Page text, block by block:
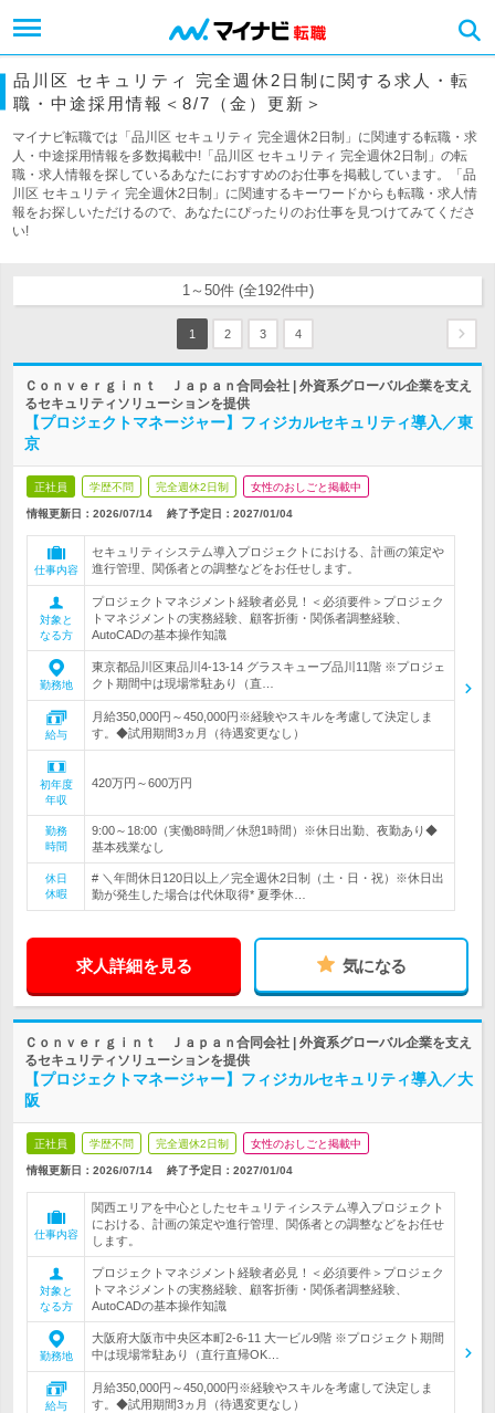
品川区 セキュリティ 完全週休2日制に関する求人・転
職・中途採用情報＜8/7（金）更新＞
マイナビ転職では「品川区 セキュリティ 完全週休2日制」に関連する転職・求
人・中途採用情報を多数掲載中!「品川区 セキュリティ 完全週休2日制」の転
職・求人情報を探しているあなたにおすすめのお仕事を掲載しています。「品
川区 セキュリティ 完全週休2日制」に関連するキーワードからも転職・求人情
報をお探しいただけるので、あなたにぴったりのお仕事を見つけてみてくださ
い!
1～50件 (全192件中)
1 2 3 4
Ｃｏｎｖｅｒｇｉｎｔ Ｊａｐａｎ合同会社 | 外資系グローバル企業を支え
るセキュリティソリューションを提供
【プロジェクトマネージャー】フィジカルセキュリティ導入／東
京
正社員 学歴不問 完全週休2日制 女性のおしごと掲載中
情報更新日：2026/07/14 終了予定日： 2027/01/04
仕事内容
セキュリティシステム導入プロジェクトにおける、計画の策定や
進行管理、関係者との調整などをお任せします。
対象と
なる方
プロジェクトマネジメント経験者必見！＜必須要件＞プロジェク
トマネジメントの実務経験、顧客折衝・関係者調整経験、
AutoCADの基本操作知識
勤務地
東京都品川区東品川4-13-14 グラスキューブ品川11階 ※プロジェ
クト期間中は現場常駐あり（直…
給与
月給350,000円～450,000円※経験やスキルを考慮して決定しま
す。◆試用期間3ヵ月（待遇変更なし）
初年度
年収
420万円～600万円
勤務
時間
9:00～18:00（実働8時間／休憩1時間）※休日出勤、夜勤あり◆
基本残業なし
休日
休暇
# ＼年間休日120日以上／完全週休2日制（土・日・祝）※休日出
勤が発生した場合は代休取得* 夏季休…
求人詳細を見る 気になる
Ｃｏｎｖｅｒｇｉｎｔ Ｊａｐａｎ合同会社 | 外資系グローバル企業を支え
るセキュリティソリューションを提供
【プロジェクトマネージャー】フィジカルセキュリティ導入／大
阪
正社員 学歴不問 完全週休2日制 女性のおしごと掲載中
情報更新日：2026/07/14 終了予定日： 2027/01/04
仕事内容
関西エリアを中心としたセキュリティシステム導入プロジェクト
における、計画の策定や進行管理、関係者との調整などをお任せ
します。
対象と
なる方
プロジェクトマネジメント経験者必見！＜必須要件＞プロジェク
トマネジメントの実務経験、顧客折衝・関係者調整経験、
AutoCADの基本操作知識
勤務地
大阪府大阪市中央区本町2-6-11 大一ビル9階 ※プロジェクト期間
中は現場常駐あり（直行直帰OK…
給与
月給350,000円～450,000円※経験やスキルを考慮して決定しま
す。◆試用期間3ヵ月（待遇変更なし）